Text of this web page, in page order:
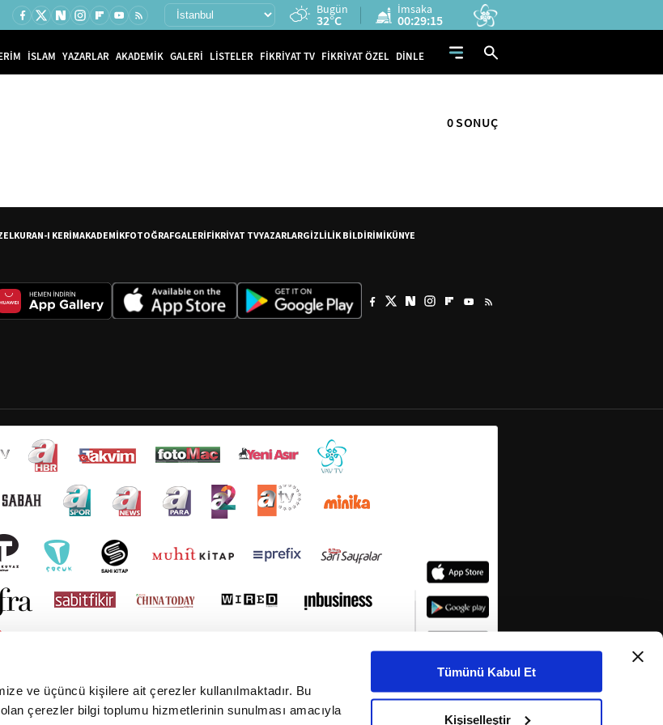
ve üçüncü kişilere ait çerezler kullanılmaktadır. Bu
çerezler bilgi toplumu hizmetlerinin sunulması amacıyla
Tümünü Kabul Et
Kişiselleştir
Bugün
32°C
İmsaka
00:29:14
İSLAM YAZARLAR AKADEMİK GALERİ LİSTELER FİKRİYAT TV FİKRİYAT ÖZEL DİNLE
0 SONUÇ
KURAN-I KERİMAKADEMİKFOTOĞRAFGALERİFİKRİYAT TVYAZARLARGİZLİLİK BİLDİRİMİKÜNYE